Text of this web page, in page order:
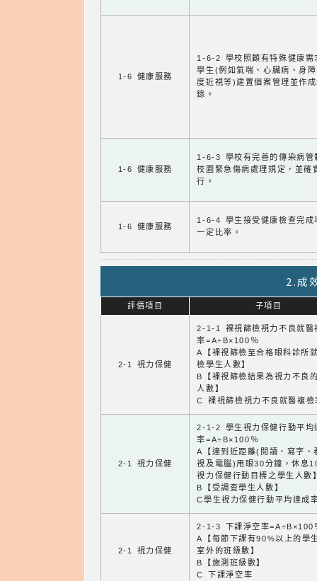
1-6 健康服務
1-6-2 學校照顧有特殊健康需
學生(例如氣喘、心臟病、身
度近視等)建置個案管理並作
錄。
1-6 健康服務
1-6-3 學校有完善的傳染病管
校園緊急傷病處理規定，並確
行。
1-6 健康服務
1-6-4 學生接受健康檢查完成
一定比率。
2.成
評價項目 子項目
2-1 視力保健
2-1-1 裸視篩檢視力不良就醫
率=A÷B×100％
A【裸視篩檢至合格眼科診所
檢學生人數】
B【裸視篩檢結果為視力不良
人數】
C 裸視篩檢視力不良就醫複檢
2-1 視力保健
2-1-2 學生視力保健行動平均
率=A÷B×100％
A【達到近距離(閱讀、寫字、
視及電腦)用眼30分鐘，休息
視力保健行動目標之學生人數
B【受調查學生人數】
C學生視力保健行動平均達成
2-1 視力保健
2-1-3 下課淨空率=A÷B×100
A【每節下課有90%以上的學
室外的班級數】
B【施測班級數】
C 下課淨空率